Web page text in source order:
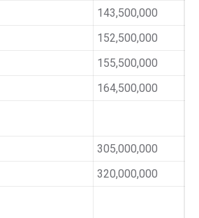
143,500,000
152,500,000
155,500,000
164,500,000
305,000,000
320,000,000